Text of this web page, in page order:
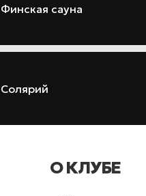
Финская сауна
Солярий
О КЛУБЕ